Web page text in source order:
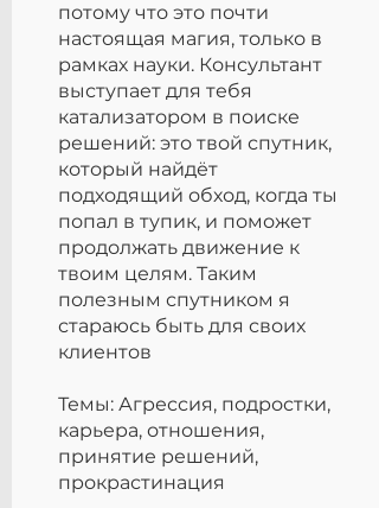
потому что это почти
настоящая магия, только в
рамках науки. Консультант
выступает для тебя
катализатором в поиске
решений: это твой спутник,
который найдёт
подходящий обход, когда ты
попал в тупик, и поможет
продолжать движение к
твоим целям. Таким
полезным спутником я
стараюсь быть для своих
клиентов
Темы: Агрессия, подростки,
карьера, отношения,
принятие решений,
прокрастинация